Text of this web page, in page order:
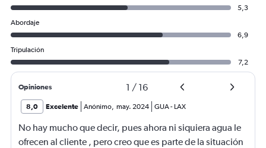
5,3
Abordaje
6,9
Tripulación
7,2
Opiniones 1 / 16
8,0 Excelente Anónimo, may. 2024 GUA- LAX
No hay mucho que decir, pues ahora ni siquiera agua le
ofrecen al cliente , pero creo que es parte de la situación